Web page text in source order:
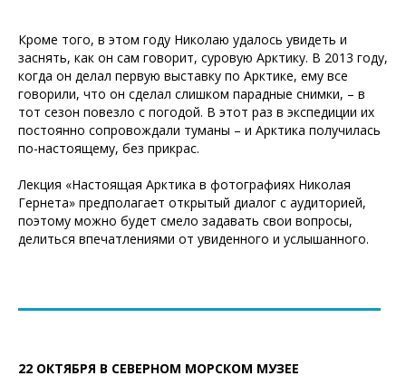
Кроме того, в этом году Николаю удалось увидеть и
заснять, как он сам говорит, суровую Арктику. В 2013 году,
когда он делал первую выставку по Арктике, ему все
говорили, что он сделал слишком парадные снимки, – в
тот сезон повезло с погодой. В этот раз в экспедиции их
постоянно сопровождали туманы – и Арктика получилась
по-настоящему, без прикрас.
Лекция «Настоящая Арктика в фотографиях Николая
Гернета» предполагает открытый диалог с аудиторией,
поэтому можно будет смело задавать свои вопросы,
делиться впечатлениями от увиденного и услышанного.
22 ОКТЯБРЯ В СЕВЕРНОМ МОРСКОМ МУЗЕЕ